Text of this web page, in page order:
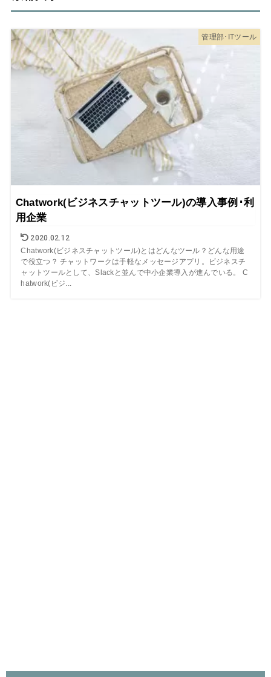
管理部･ITツール
Chatwork(ビジネスチャットツール)の導入事例･利
用企業
2020.02.12
Chatwork(ビジネスチャットツール)とはどんなツール？どんな用途
で役立つ？ チャットワークは手軽なメッセージアプリ。ビジネスチ
ャットツールとして、Slackと並んで中小企業導入が進んでいる。 C
hatwork(ビジ...